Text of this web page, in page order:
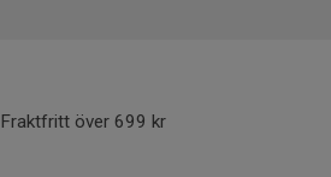
Fraktfritt över 699 kr